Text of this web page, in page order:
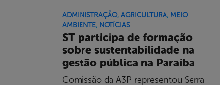
ADMINISTRAÇÃO, AGRICULTURA, MEIO
AMBIENTE, NOTÍCIAS
ST participa de formação
sobre sustentabilidade na
gestão pública na Paraíba
Comissão da A3P representou Serra